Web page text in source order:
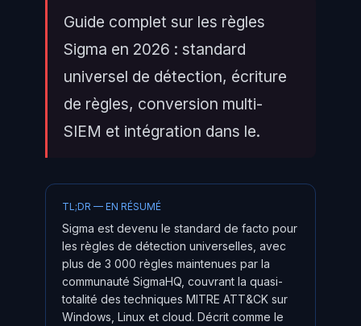
Guide complet sur les règles
Sigma en 2026 : standard
universel de détection, écriture
de règles, conversion multi-
SIEM et intégration dans le.
TL;DR — EN RÉSUMÉ
Sigma est devenu le standard de facto pour
les règles de détection universelles, avec
plus de 3 000 règles maintenues par la
communauté SigmaHQ, couvrant la quasi-
totalité des techniques MITRE ATT&CK sur
Windows, Linux et cloud. Décrit comme le